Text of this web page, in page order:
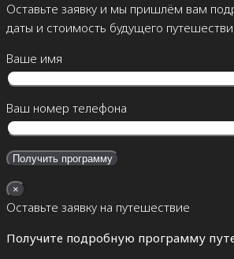
Оставьте заявку и мы пришлём вам
даты и стоимость будущего
Ваше имя
Ваш номер телефона
×
Оставьте заявку на путешествие
Получите подробную программу